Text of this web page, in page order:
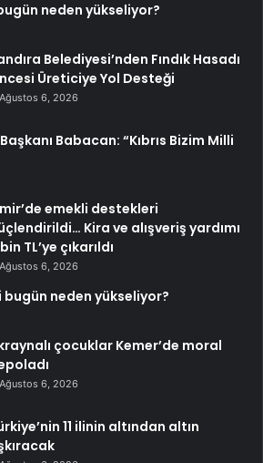
neden yükseliyor?
Belediyesi’nden Fındık Hasadı
Üreticiye Yol Desteği
Ağustos 6, 2026
Babacan: “Kıbrıs Bizim Milli
emekli destekleri
Kira ve alışveriş yardımı
TL’ye çıkarıldı
Ağustos 6, 2026
neden yükseliyor?
çocuklar Kemer’de moral
Ağustos 6, 2026
11 ilinin altından altın